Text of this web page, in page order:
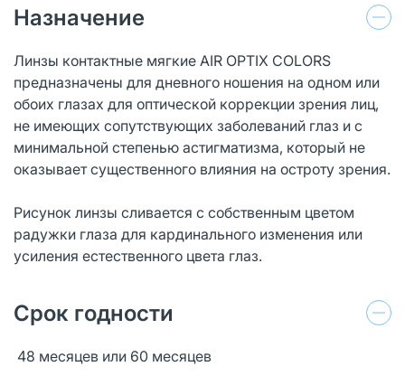
Назначение
Линзы контактные мягкие AIR OPTIX COLORS
предназначены для дневного ношения на одном или
обоих глазах для оптической коррекции зрения лиц,
не имеющих сопутствующих заболеваний глаз и с
минимальной степенью астигматизма, который не
оказывает существенного влияния на остроту зрения.
Рисунок линзы сливается с собственным цветом
радужки глаза для кардинального изменения или
усиления естественного цвета глаз.
Срок годности
48 месяцев или 60 месяцев